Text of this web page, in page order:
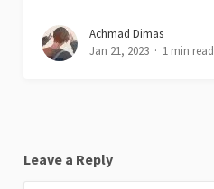
Achmad Dimas
Jan 21, 2023
1 min read
Leave a Reply